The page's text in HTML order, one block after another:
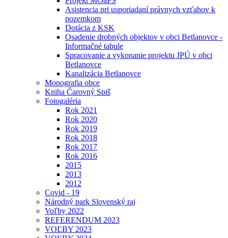
Asistencia pri usporiadaní právnych vzťahov k
pozemkom
Dotácia z KSK
Osadenie drobných objektov v obci Betlanovce -
Informačné tabule
Spracovanie a vykonanie projektu JPÚ v obci
Betlanovce
Kanalizácia Betlanovce
Monografia obce
Kniha Čarovný Spiš
Fotogaléria
Rok 2021
Rok 2020
Rok 2019
Rok 2018
Rok 2017
Rok 2016
2015
2013
2012
Covid - 19
Národný park Slovenský raj
Voľby 2022
REFERENDUM 2023
VOĽBY 2023